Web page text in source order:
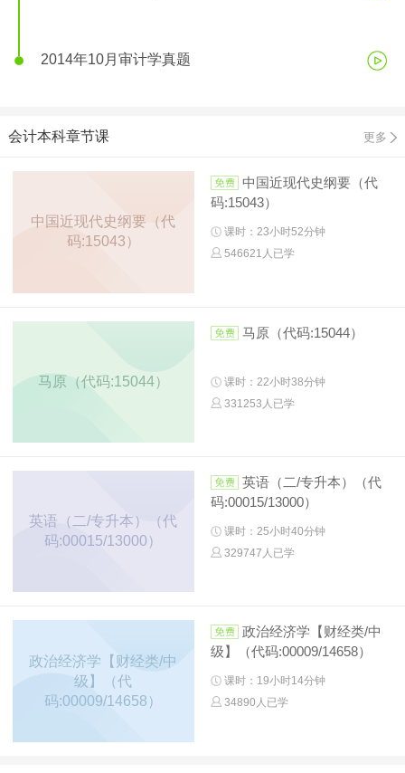
2014年10月审计学真题
会计本科章节课 更多
中国近现代史纲要（代
码:15043）
中国近现代史纲要（代
码:15043）
课时：23小时52分钟
546621人已学
马原（代码:15044）
马原（代码:15044）
课时：22小时38分钟
331253人已学
英语（二/专升本）（代
码:00015/13000）
英语（二/专升本）（代
码:00015/13000）
课时：25小时40分钟
329747人已学
政治经济学【财经类/中
级】（代
码:00009/14658）
政治经济学【财经类/中
级】（代码:00009/14658）
课时：19小时14分钟
34890人已学